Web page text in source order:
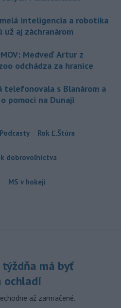
inteligencia a robotika
už aj záchranárom
Medveď Artur z
odchádza za hranice
telefonovala s Blanárom a
pomoci na Dunaji
Podcasty Rok Ľ.Štúra
dobrovoľníctva
MS v hokeji
týždňa má byť
ochladí
až zamračené.